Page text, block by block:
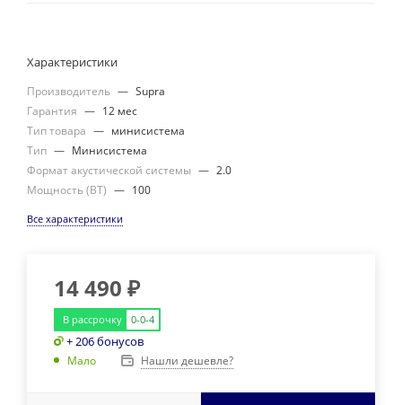
Характеристики
Производитель — Supra
Гарантия — 12 мес
Тип товара — минисистема
Тип — Минисистема
Формат акустической системы — 2.0
Мощность (ВТ) — 100
Все характеристики
14 490 ₽
В рассрочку 0-0-4
+ 206 бонусов
Мало Нашли дешевле?